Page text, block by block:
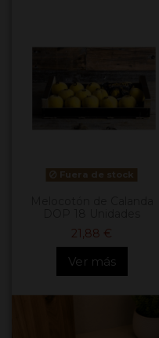
21,88 €
Ver más